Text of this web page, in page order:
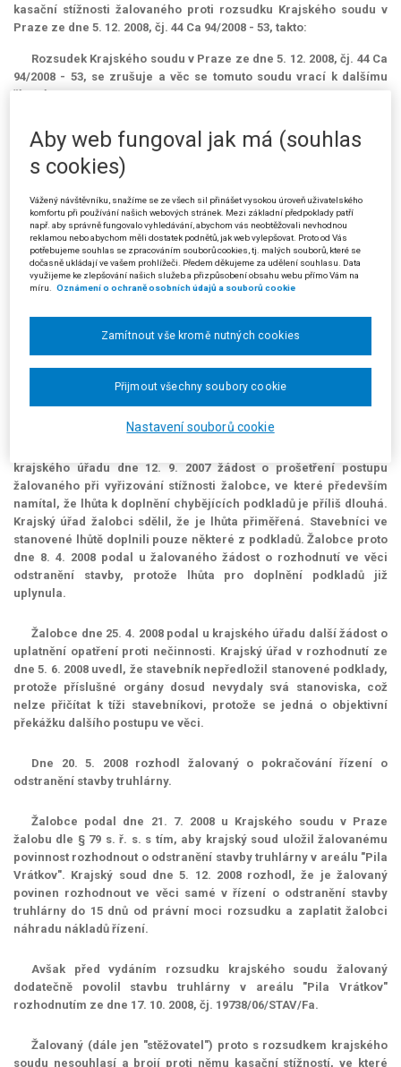
kasační stížnosti žalovaného proti rozsudku Krajského soudu v
Praze ze dne 5. 12. 2008, čj. 44 Ca 94/2008 - 53, takto:
Rozsudek Krajského soudu v Praze ze dne 5. 12. 2008, čj. 44 Ca
94/2008 - 53, se zrušuje a věc se tomuto soudu vrací k dalšímu
řízení.
ODŮVODNĚNÍ:
Dne 20. 12. 2006 zahájil žalovaný řízení o odstranění stavby
bylo dne 21. 2. 2007 jako účastníkovi řízení doručeno oznámení o
zahájení řízení o odstranění stavby.
Dne 8. 1. 2007 podal stavebník truhlárny žádost o dodatečné
povolení stavby, nedodal však všechny zákonem stanovené
žalobce u Krajského úřadu Středočeského kraje, odboru
územního a stavebního řízení (dále jen "krajský úřad"), dne 15. 6.
2007 žádost o uplatnění opatření proti nečinnosti. Tuto žádost
truhlárny a vyzval stavebníka, aby doplnil podklady k rozhodnutí o
krajského úřadu dne 12. 9. 2007 žádost o prošetření postupu
žalovaného při vyřizování stížnosti žalobce, ve které především
namítal, že lhůta k doplnění chybějících podkladů je příliš dlouhá.
Krajský úřad žalobci sdělil, že je lhůta přiměřená. Stavebníci ve
stanovené lhůtě doplnili pouze některé z podkladů. Žalobce proto
dne 8. 4. 2008 podal u žalovaného žádost o rozhodnutí ve věci
odstranění stavby, protože lhůta pro doplnění podkladů již
uplynula.
Žalobce dne 25. 4. 2008 podal u krajského úřadu další žádost o
uplatnění opatření proti nečinnosti. Krajský úřad v rozhodnutí ze
dne 5. 6. 2008 uvedl, že stavebník nepředložil stanovené podklady,
protože příslušné orgány dosud nevydaly svá stanoviska, což
nelze přičítat k tíži stavebníkovi, protože se jedná o objektivní
překážku dalšího postupu ve věci.
Dne 20. 5. 2008 rozhodl žalovaný o pokračování řízení o
odstranění stavby truhlárny.
Žalobce podal dne 21. 7. 2008 u Krajského soudu v Praze
žalobu dle § 79 s. ř. s. s tím, aby krajský soud uložil žalovanému
povinnost rozhodnout o odstranění stavby truhlárny v areálu "Pila
Vrátkov". Krajský soud dne 5. 12. 2008 rozhodl, že je žalovaný
povinen rozhodnout ve věci samé v řízení o odstranění stavby
truhlárny do 15 dnů od právní moci rozsudku a zaplatit žalobci
náhradu nákladů řízení.
Avšak před vydáním rozsudku krajského soudu žalovaný
dodatečně povolil stavbu truhlárny v areálu "Pila Vrátkov"
rozhodnutím ze dne 17. 10. 2008, čj. 19738/06/STAV/Fa.
Žalovaný (dále jen "stěžovatel") proto s rozsudkem krajského
soudu nesouhlasí a brojí proti němu kasační stížností, ve které
Aby web fungoval jak má (souhlas
s cookies)
Vážený návštěvníku, snažíme se ze všech sil přinášet vysokou úroveň uživatelského
komfortu při používání našich webových stránek. Mezi základní předpoklady patří
např. aby správně fungovalo vyhledávání, abychom vás neobtěžovali nevhodnou
reklamou nebo abychom měli dostatek podnětů, jak web vylepšovat. Proto od Vás
potřebujeme souhlas se zpracováním souborů cookies, tj. malých souborů, které se
dočasně ukládají ve vašem prohlížeči. Předem děkujeme za udělení souhlasu. Data
využijeme ke zlepšování našich služeb a přizpůsobení obsahu webu přímo Vám na
míru.
Oznámení o ochraně osobních údajů a souborů cookie
Nastavení souborů cookie
Zamítnout vše kromě nutných cookies
Přijmout všechny soubory cookie